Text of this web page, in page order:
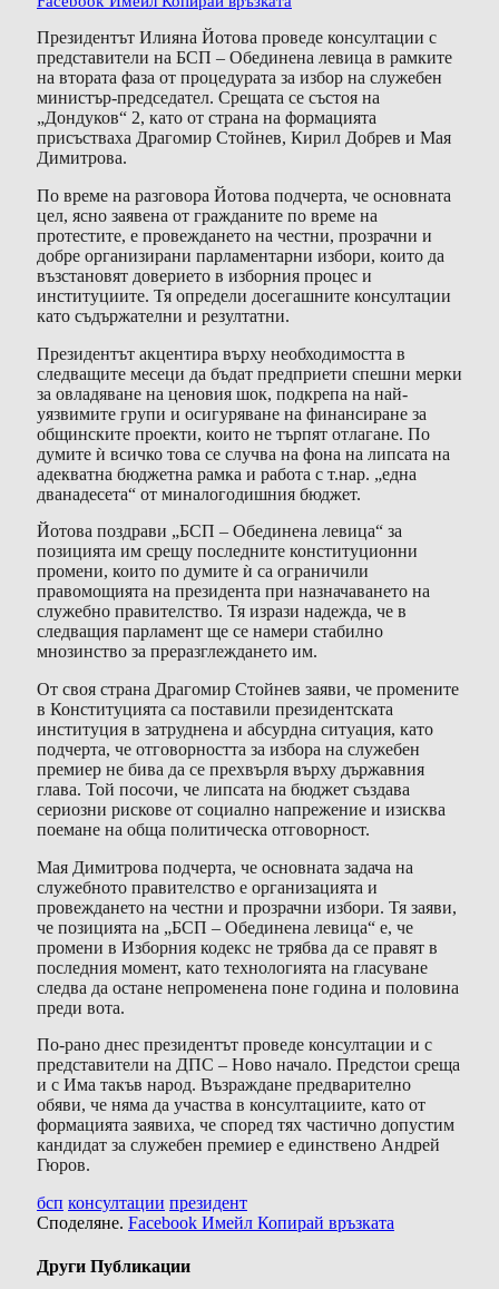
Президентът Илияна Йотова проведе консултации с
представители на БСП – Обединена левица в рамките
на втората фаза от процедурата за избор на служебен
министър-председател. Срещата се състоя на
„Дондуков“ 2, като от страна на формацията
присъстваха Драгомир Стойнев, Кирил Добрев и Мая
Димитрова.
По време на разговора Йотова подчерта, че основната
цел, ясно заявена от гражданите по време на
протестите, е провеждането на честни, прозрачни и
добре организирани парламентарни избори, които да
възстановят доверието в изборния процес и
институциите. Тя определи досегашните консултации
като съдържателни и резултатни.
Президентът акцентира върху необходимостта в
следващите месеци да бъдат предприети спешни мерки
за овладяване на ценовия шок, подкрепа на най-
уязвимите групи и осигуряване на финансиране за
общинските проекти, които не търпят отлагане. По
думите ѝ всичко това се случва на фона на липсата на
адекватна бюджетна рамка и работа с т.нар. „една
дванадесета“ от миналогодишния бюджет.
Йотова поздрави „БСП – Обединена левица“ за
позицията им срещу последните конституционни
промени, които по думите ѝ са ограничили
правомощията на президента при назначаването на
служебно правителство. Тя изрази надежда, че в
следващия парламент ще се намери стабилно
мнозинство за преразглеждането им.
От своя страна Драгомир Стойнев заяви, че промените
в Конституцията са поставили президентската
институция в затруднена и абсурдна ситуация, като
подчерта, че отговорността за избора на служебен
премиер не бива да се прехвърля върху държавния
глава. Той посочи, че липсата на бюджет създава
сериозни рискове от социално напрежение и изисква
поемане на обща политическа отговорност.
Мая Димитрова подчерта, че основната задача на
служебното правителство е организацията и
провеждането на честни и прозрачни избори. Тя заяви,
че позицията на „БСП – Обединена левица“ е, че
промени в Изборния кодекс не трябва да се правят в
последния момент, като технологията на гласуване
следва да остане непроменена поне година и половина
преди вота.
По-рано днес президентът проведе консултации и с
представители на ДПС – Ново начало. Предстои среща
и с Има такъв народ. Възраждане предварително
обяви, че няма да участва в консултациите, като от
формацията заявиха, че според тях частично допустим
кандидат за служебен премиер е единствено Андрей
Гюров.
бсп консултации президент
Споделяне. Facebook Имейл Копирай връзката
Други Публикации